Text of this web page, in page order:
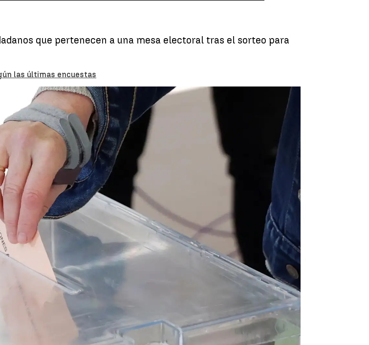
que pertenecen a una mesa electoral tras el sorteo para
las últimas encuestas